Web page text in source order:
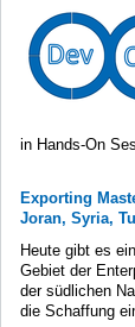
in Hands-On
Exporting
Joran, Syria,
Heute gibt es
Gebiet der
der südlichen
die Schaffung